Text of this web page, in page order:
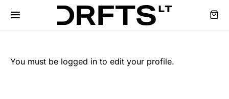
You must be logged in to edit your profile.